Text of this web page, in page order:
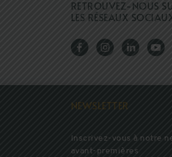
RETROUVEZ-NOUS
LES RÉSEAUX
NEWSLETTER
Inscrivez-vous à notre
avant-premières